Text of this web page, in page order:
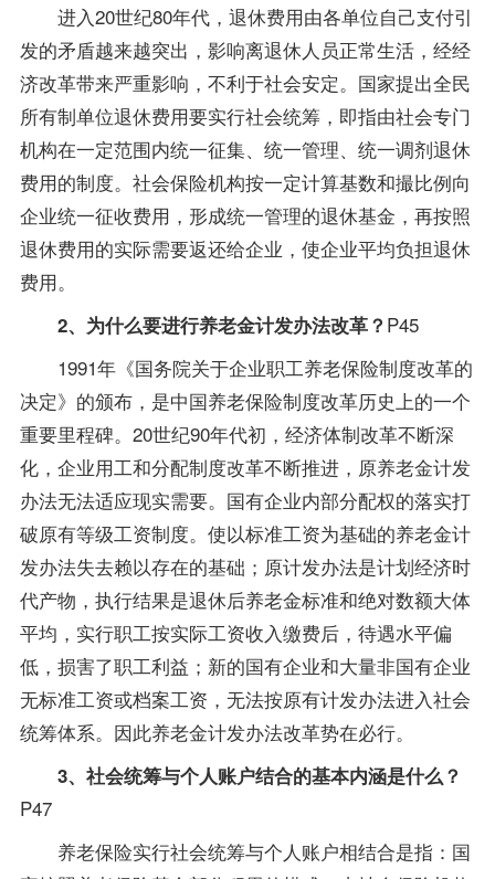
进入20世纪80年代，退休费用由各单位自己支付引
发的矛盾越来越突出，影响离退休人员正常生活，经经
济改革带来严重影响，不利于社会安定。国家提出全民
所有制单位退休费用要实行社会统筹，即指由社会专门
机构在一定范围内统一征集、统一管理、统一调剂退休
费用的制度。社会保险机构按一定计算基数和撮比例向
企业统一征收费用，形成统一管理的退休基金，再按照
退休费用的实际需要返还给企业，使企业平均负担退休
费用。
2、为什么要进行养老金计发办法改革？ P45
1991年《国务院关于企业职工养老保险制度改革的
决定》的颁布，是中国养老保险制度改革历史上的一个
重要里程碑。20世纪90年代初，经济体制改革不断深
化，企业用工和分配制度改革不断推进，原养老金计发
办法无法适应现实需要。国有企业内部分配权的落实打
破原有等级工资制度。使以标准工资为基础的养老金计
发办法失去赖以存在的基础；原计发办法是计划经济时
代产物，执行结果是退休后养老金标准和绝对数额大体
平均，实行职工按实际工资收入缴费后，待遇水平偏
低，损害了职工利益；新的国有企业和大量非国有企业
无标准工资或档案工资，无法按原有计发办法进入社会
统筹体系。因此养老金计发办法改革势在必行。
3、社会统筹与个人账户结合的基本内涵是什么？
P47
养老保险实行社会统筹与个人账户相结合是指：国